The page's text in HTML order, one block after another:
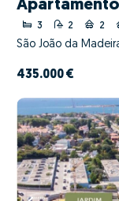
3 2 2
São João da
435.000 €